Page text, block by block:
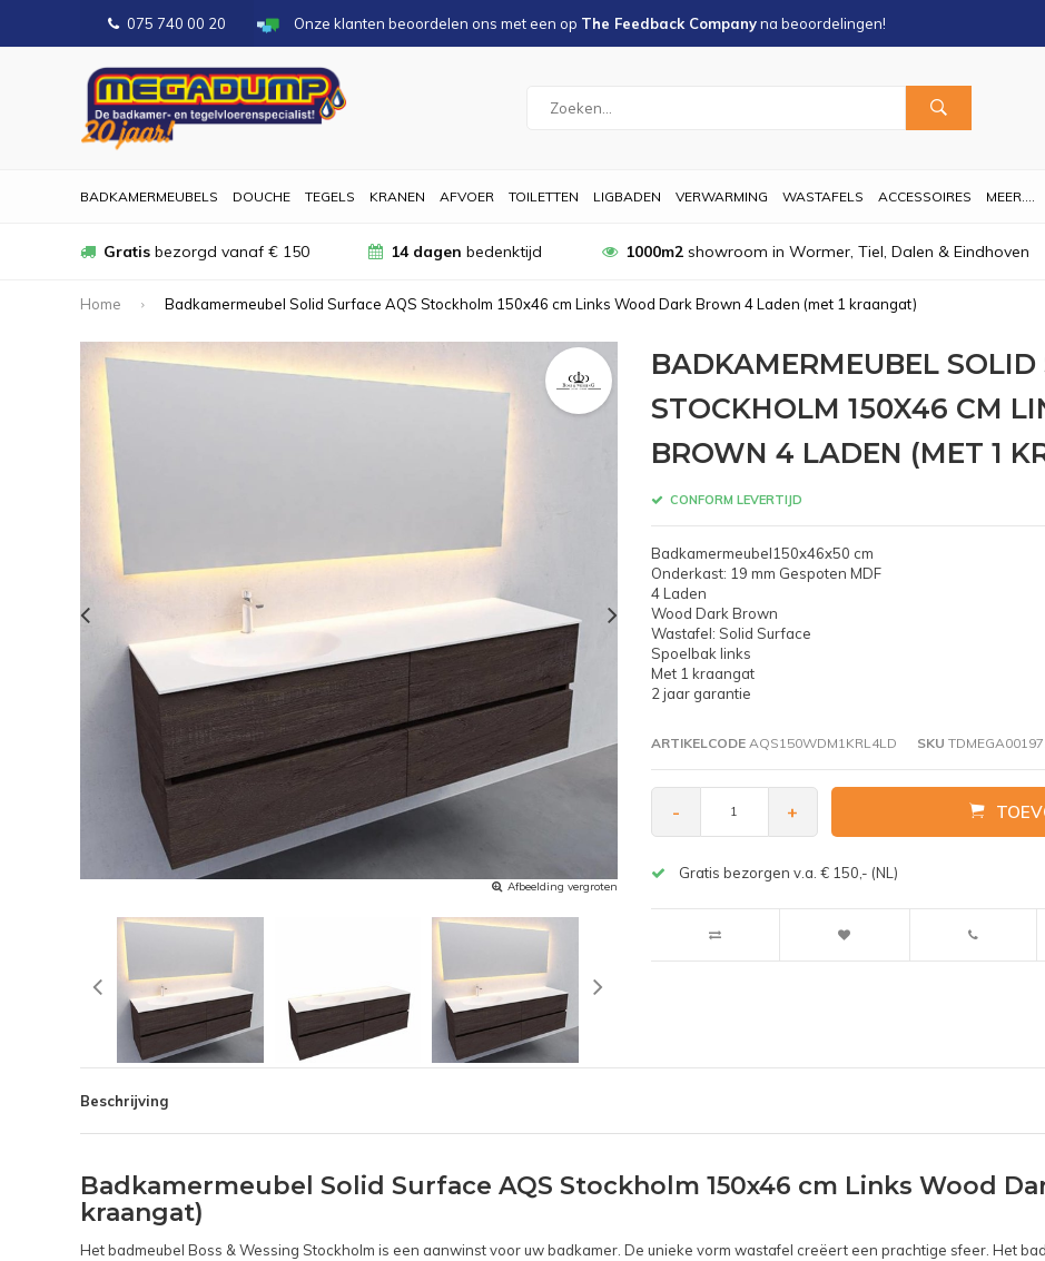
075 740 00 20 Onze klanten beoordelen ons met een op The Feedback Companyna beoordelingen!
BADKAMERMEUBELS DOUCHE TEGELS KRANEN AFVOER TOILETTEN LIGBADEN VERWARMING WASTAFELS ACCESSOIRES MEER....
Gratis bezorgd vanaf € 150 14 dagen bedenktijd 1000m2showroom in Wormer, Tiel, Dalen & Eindhoven
Home Badkamermeubel Solid Surface AQS Stockholm 150x46 cm Links Wood Dark Brown 4 Laden (met 1 kraangat)
Afbeelding vergroten
BADKAMERMEUBEL SOLID
STOCKHOLM 150X46 CM
BROWN 4 LADEN (MET 1
CONFORM LEVERTIJD
Badkamermeubel150x46x50 cm
Onderkast: 19 mm Gespoten MDF
4 Laden
Wood Dark Brown
Wastafel: Solid Surface
Spoelbak links
Met 1 kraangat
2 jaar garantie
ARTIKELCODEAQS150WDM1KRL4LD SKU
- +
Gratis bezorgen v.a. € 150,- (NL)
Beschrijving
Badkamermeubel Solid Surface AQS Stockholm 150x46 cm Links Wood
kraangat)
Het badmeubel Boss & Wessing Stockholm is een aanwinst voor uw badkamer. De unieke vorm wastafel creëert een prachtige sfeer. Het